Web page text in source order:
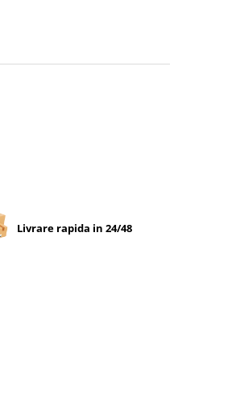
Livrare rapida in 24/48